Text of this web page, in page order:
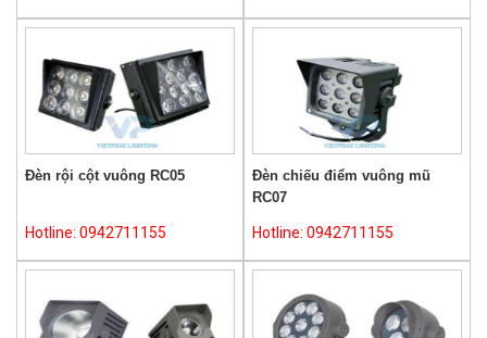
Đèn rội cột vuông RC05
Hotline: 0942711155
Đèn chiếu điểm vuông mũ
RC07
Hotline: 0942711155